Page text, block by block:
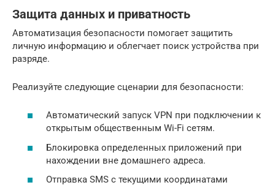
Защита данных и приватность
Автоматизация безопасности помогает защитить
личную информацию и облегчает поиск устройства при
разряде.
Реализуйте следующие сценарии для безопасности:
Автоматический запуск VPN при подключении к
открытым общественным Wi-Fi сетям.
Блокировка определенных приложений при
нахождении вне домашнего адреса.
Отправка SMS с текущими координатами